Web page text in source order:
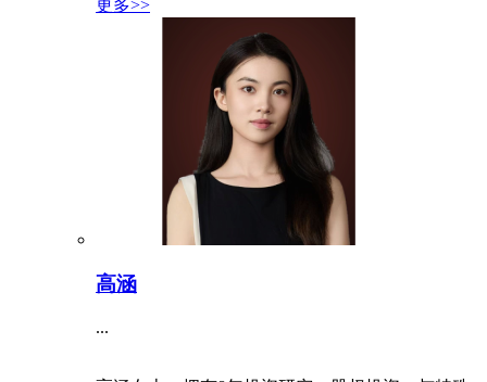
更多>>
高涵
...